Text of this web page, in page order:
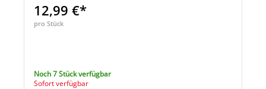
12,99 €*
pro Stück
Noch 7 Stück verfügbar
Sofort verfügbar